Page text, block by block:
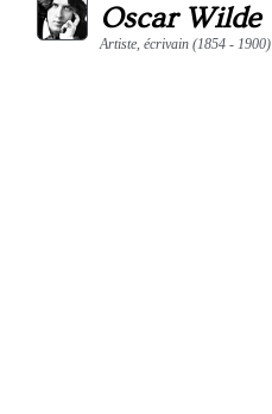
Oscar Wilde
Artiste, écrivain (1854 - 1900)